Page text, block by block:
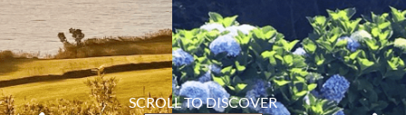
SCROLL TO DISCOVER